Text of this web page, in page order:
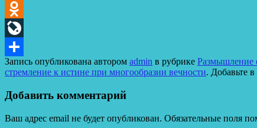
Telegram
Odnoklassniki
LiveJournal
Отправить
Запись опубликована автором admin в рубрике Размышление
стремление к истине при многообразии вечности. Добавьте в
Добавить комментарий
Ваш адрес email не будет опубликован. Обязательные поля